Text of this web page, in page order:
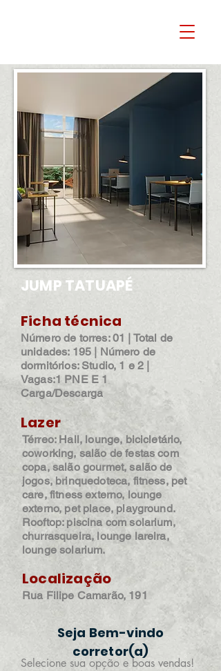
Ficha técnica
Número de torres: 01 | Total de
unidades: 195 | Número de
dormitórios: Studio, 1 e 2 |
Vagas:1 PNE E 1
Carga/Descarga
Lazer
Térreo: Hall, lounge, bicicletário,
coworking, salão de festas com
copa, salão gourmet, salão de
jogos, brinquedoteca, fitness, pet
care, fitness externo, lounge
externo, pet place, playground.
Rooftop: piscina com solarium,
churrasqueira, lounge lareira,
lounge solarium.
Localização
Rua Filipe Camarão, 191
Seja Bem-vindo
corretor(a)
Selecione sua opção e boas vendas!
JUMP TATUAPÉ